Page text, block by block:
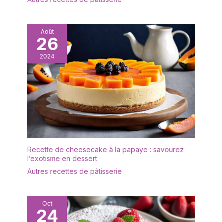
à couverts en acier
et brillante, pas de bords
tranchants, les
fourchettes à gâteau
sont fabriquées en une
seule pièce, avec une
surface polie et sans
joints, pas facile à salir,
facile à nettoyer et
passe au lave-vaisselle
Compagnon de dessert
élégant : nos fourchettes
se distinguent par un
design intemporel qui
votre table de dessert ;
et votre famille, tandis
que les petites
Août
26
2024
Recette de cheesecake à la papaye : savourez
l’exotisme en dessert
Autres recettes de pâtisserie
Oct
24